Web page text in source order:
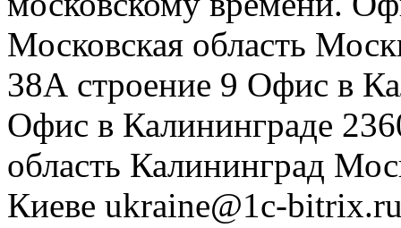
Московская область
38А строение 9 Офис в
Офис в Калининграде
область Калининград
Киеве ukraine@1c-